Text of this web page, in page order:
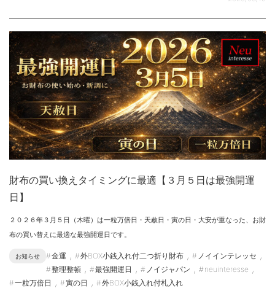
財布の買い換えタイミングに最適【３月５日は最強開運
日】
２０２６年３月５日（木曜）は一粒万倍日・天赦日・寅の日・大安が重なった、お財
布の買い替えに最適な最強開運日です。
お知らせ 金運 , 外BOX小銭入れ付二つ折り財布 , ノイインテレッセ ,
整理整頓 , 最強開運日 , ノイジャパン , neuinteresse ,
一粒万倍日 , 寅の日 ,
外BOX小銭入れ付札入れ